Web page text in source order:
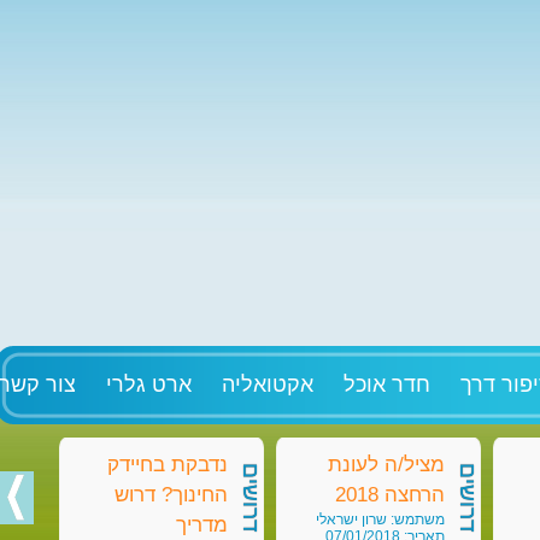
דרך חדר אוכל אקטואליה ארט גלרי צור
מציל/ה לעונת
הרחצה 2018
משתמש: שרון ישראלי
תאריך: 07/01/2018
דרושים
נדבקת בחיידק
החינוך? דרוש
מדריך
דרושים דרושים